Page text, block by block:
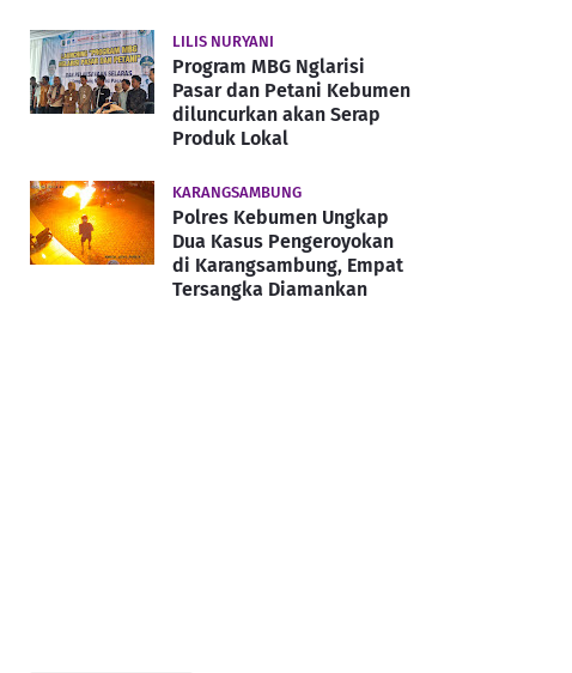
LILIS NURYANI
Program MBG Nglarisi
Pasar dan Petani Kebumen
diluncurkan akan Serap
Produk Lokal
KARANGSAMBUNG
Polres Kebumen Ungkap
Dua Kasus Pengeroyokan
di Karangsambung, Empat
Tersangka Diamankan